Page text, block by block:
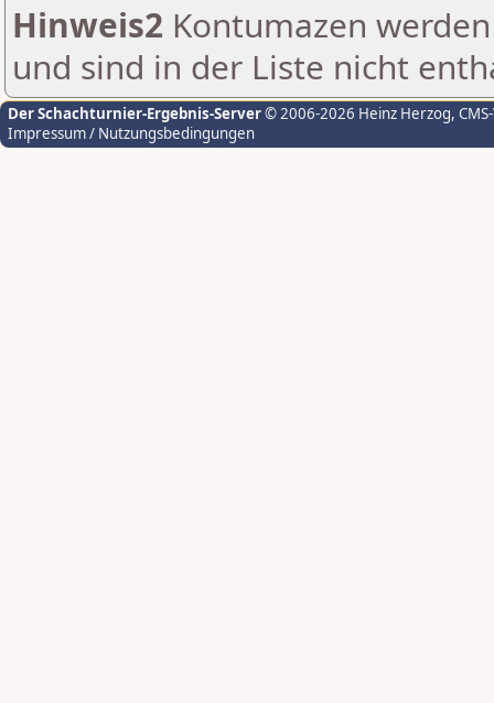
Hinweis2 Kontumazen
und sind in der Liste nicht
Der Schachturnier-Ergebnis-Server© 2006-2026 Heinz Herzog,
Impressum / Nutzungsbedingungen